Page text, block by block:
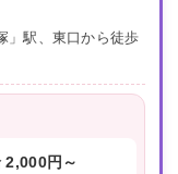
」駅、東口から徒歩
2,000円～